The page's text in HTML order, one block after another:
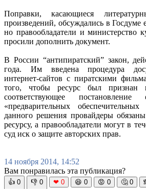
Поправки, касающиеся
произведений, обсуждались в Госдуме
но правообладатели и министерство
просили дополнить документ.
В России “антипиратский” закон,
года. Им введена процедура
интернет-сайтов с пиратскими
того, чтобы ресурс был признан
соответствующее
«предварительных
данного решения провайдеры
ресурсу, а правообладатели могут в
суд иск о защите авторских прав.
14 ноября 2014, 14:52
Вам понравилась эта публикация?
👍 0 👎 0 ❤ 0 😆 0 😡 0 🤔 0